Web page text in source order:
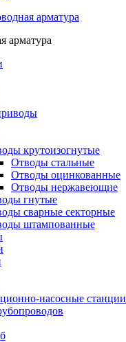
арматура
арматура
крутоизогнутые
Отводы стальные
Отводы оцинкованные
Отводы нержавеющие
гнутые
сварные секторные
штампованные
насосные станции